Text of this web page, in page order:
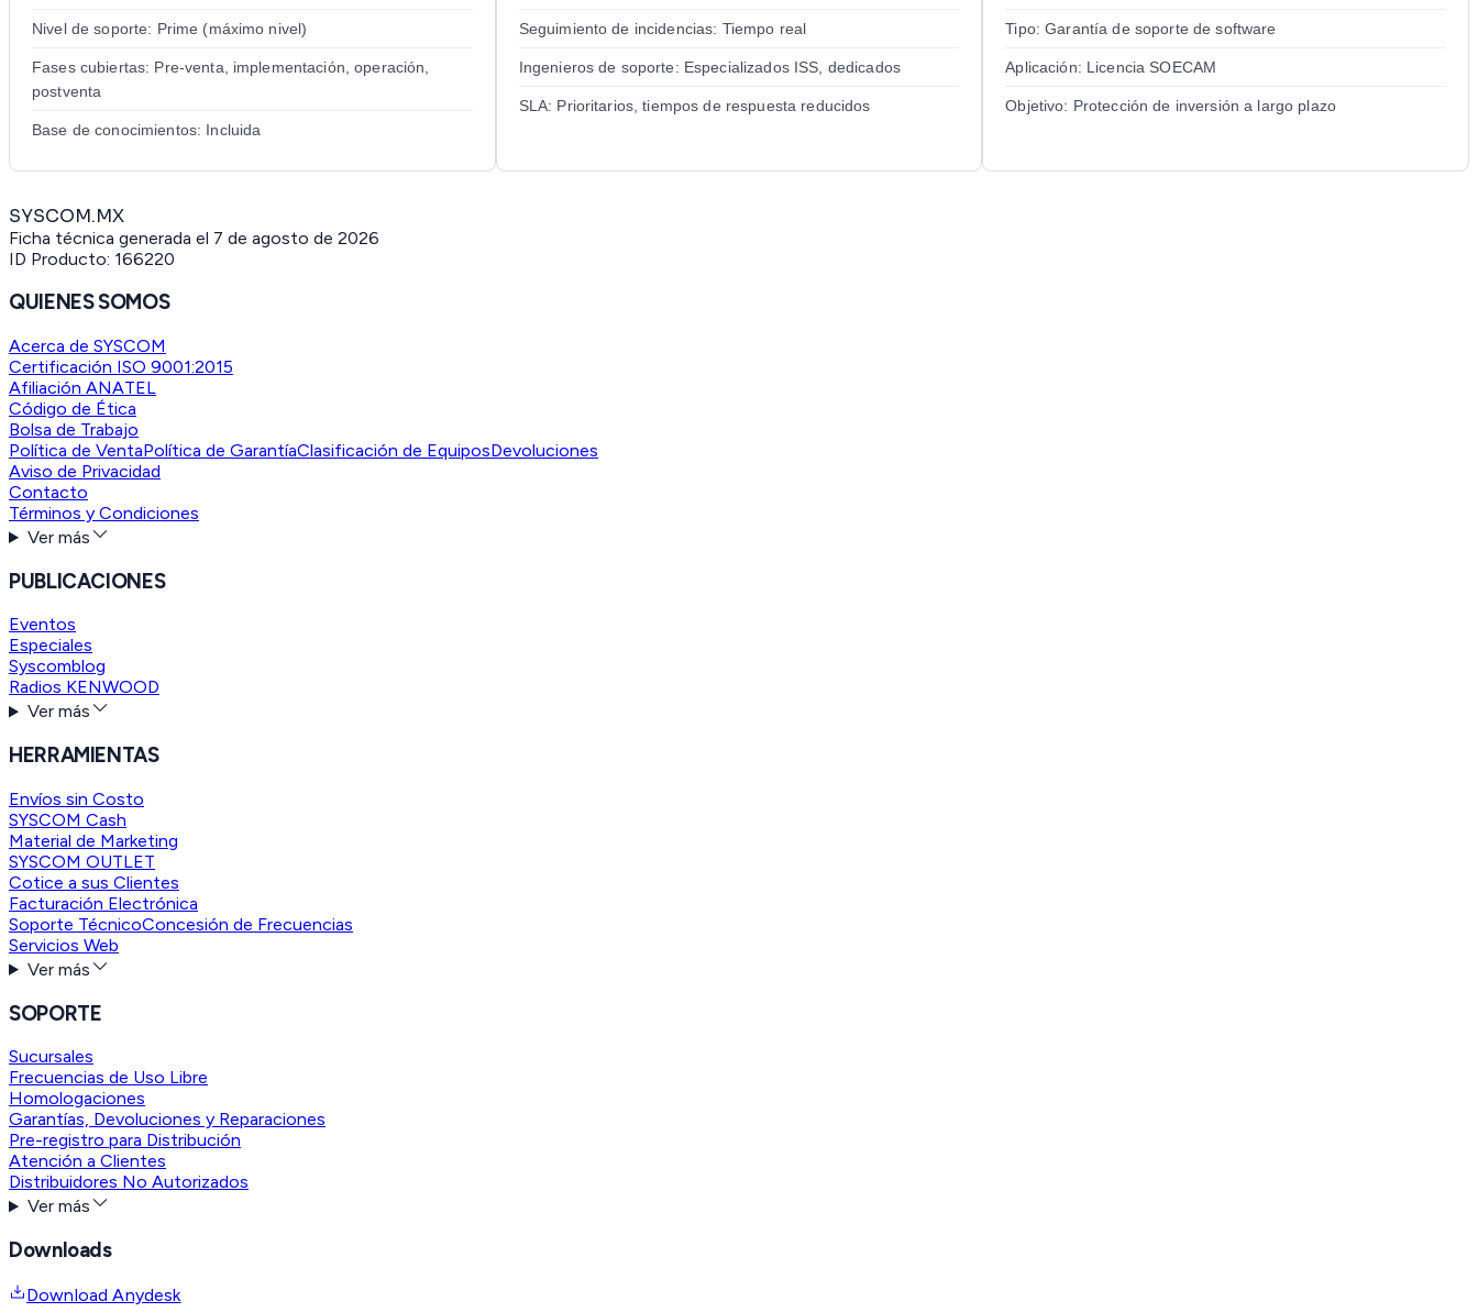
Nivel de soporte: Prime (máximo nivel)
Fases cubiertas: Pre-venta, implementación, operación,
postventa
Base de conocimientos: Incluida
Seguimiento de incidencias: Tiempo real
Ingenieros de soporte: Especializados ISS, dedicados
SLA: Prioritarios, tiempos de respuesta reducidos
Tipo: Garantía de soporte de software
Aplicación: Licencia SOECAM
Objetivo: Protección de inversión a largo plazo
SYSCOM.MX
Ficha técnica generada el 7 de agosto de 2026
ID Producto: 166220
QUIENES SOMOS
Acerca de SYSCOM
Certificación ISO 9001:2015
Afiliación ANATEL
Código de Ética
Bolsa de Trabajo
Política de VentaPolítica de GarantíaClasificación de EquiposDevoluciones
Aviso de Privacidad
Contacto
Términos y Condiciones
Ver más
PUBLICACIONES
Eventos
Especiales
Syscomblog
Radios KENWOOD
Ver más
HERRAMIENTAS
Envíos sin Costo
SYSCOM Cash
Material de Marketing
SYSCOM OUTLET
Cotice a sus Clientes
Facturación Electrónica
Soporte TécnicoConcesión de Frecuencias
Servicios Web
Ver más
SOPORTE
Sucursales
Frecuencias de Uso Libre
Homologaciones
Garantías, Devoluciones y Reparaciones
Pre-registro para Distribución
Atención a Clientes
Distribuidores No Autorizados
Ver más
Downloads
Download Anydesk